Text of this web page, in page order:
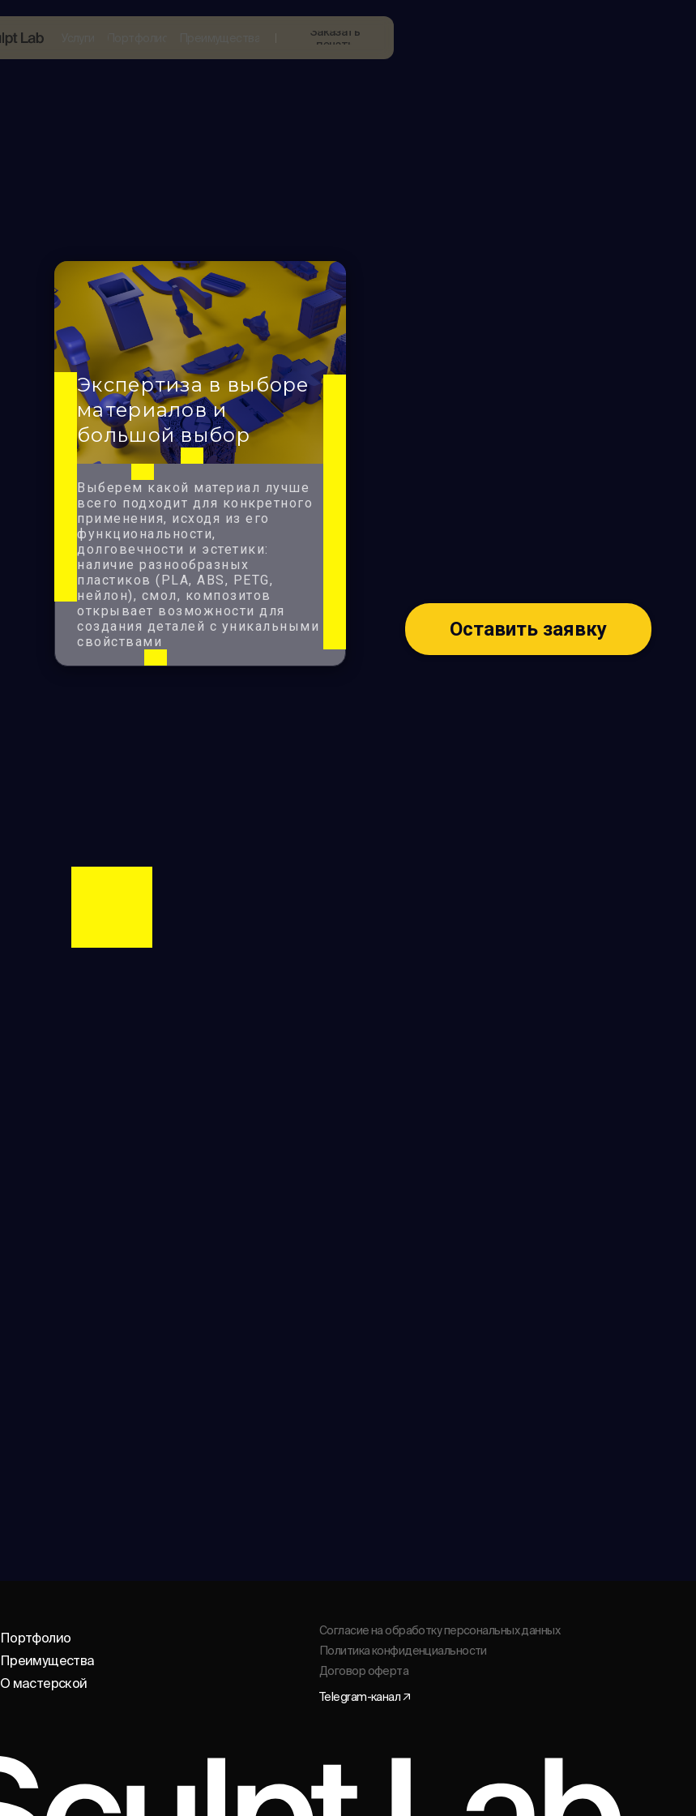
Заказать
печать
Оставить заявку
Экспертиза в выборе
материалов и
большой выбор
Выберем какой материал лучше
всего подходит для конкретного
применения, исходя из его
функциональности,
долговечности и эстетики:
наличие разнообразных
пластиков (PLA, ABS, PETG,
нейлон), смол, композитов
открывает возможности для
создания деталей с уникальными
свойствами
Портфолио
Согласие на обработку персональных данных
Политика конфиденциальности
Договор оферта
Преимущества
О мастерской
Telegram-канал